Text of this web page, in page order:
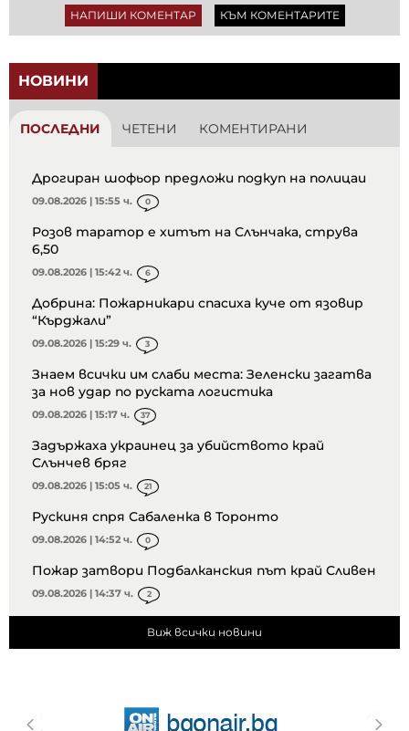
НАПИШИ КОМЕНТАР КЪМ КОМЕНТАРИТЕ
НОВИНИ
ПОСЛЕДНИ ЧЕТЕНИ КОМЕНТИРАНИ
Дрогиран шофьор предложи подкуп на полицаи
09.08.2026 | 15:55 ч. 0
Розов таратор е хитът на Слънчака, струва
6,50
09.08.2026 | 15:42 ч. 6
Добрина: Пожарникари спасиха куче от язовир
“Кърджали”
09.08.2026 | 15:29 ч. 3
Знаем всички им слаби места: Зеленски загатва
за нов удар по руската логистика
09.08.2026 | 15:17 ч. 37
Задържаха украинец за убийството край
Слънчев бряг
09.08.2026 | 15:05 ч. 21
Рускиня спря Сабаленка в Торонто
09.08.2026 | 14:52 ч. 0
Пожар затвори Подбалканския път край Сливен
09.08.2026 | 14:37 ч. 2
Виж всички новини